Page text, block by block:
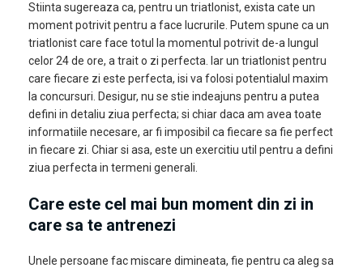
Stiinta sugereaza ca, pentru un triatlonist, exista cate un
moment potrivit pentru a face lucrurile. Putem spune ca un
triatlonist care face totul la momentul potrivit de-a lungul
celor 24 de ore, a trait o zi perfecta. Iar un triatlonist pentru
care fiecare zi este perfecta, isi va folosi potentialul maxim
la concursuri. Desigur, nu se stie indeajuns pentru a putea
defini in detaliu ziua perfecta; si chiar daca am avea toate
informatiile necesare, ar fi imposibil ca fiecare sa fie perfect
in fiecare zi. Chiar si asa, este un exercitiu util pentru a defini
ziua perfecta in termeni generali.
Care este cel mai bun moment din zi in
care sa te antrenezi
Unele persoane fac miscare dimineata, fie pentru ca aleg sa